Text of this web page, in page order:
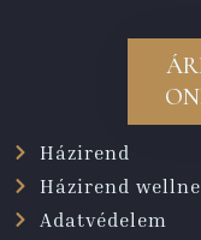
Házirend
Házirend
Adatvédelem